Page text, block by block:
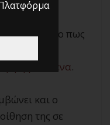
να
σίγουρο πως
μια
για εσένα.
και ο
της σε